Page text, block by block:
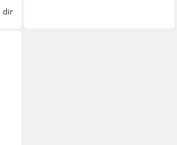
dir